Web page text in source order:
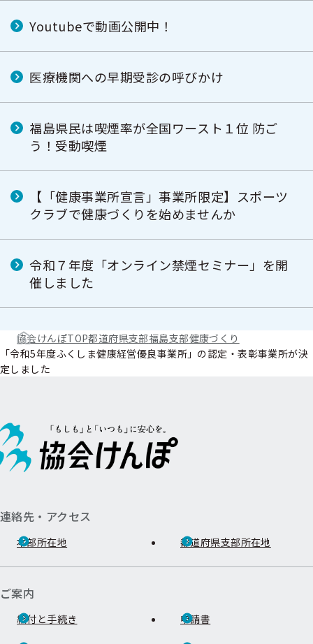
Youtubeで動画公開中！
医療機関への早期受診の呼びかけ
福島県民は喫煙率が全国ワースト１位 防ご
う！受動喫煙
【「健康事業所宣言」事業所限定】スポーツ
クラブで健康づくりを始めませんか
令和７年度「オンライン禁煙セミナー」を開
催しました
協会けんぽTOP都道府県支部福島支部健康づくり
「令和5年度ふくしま健康経営優良事業所」の認定・表彰事業所が決
定しました
連絡先・アクセス
本部所在地 都道府県支部所在地
ご案内
給付と手続き 申請書